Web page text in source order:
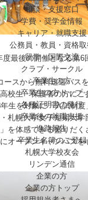
相談・支援窓口
学費・奨学金情報
キャリア・就職支援
公務員・教員・資格取
留学・国際交流
クラブ・サークル
卒業生の方
卒業生の方トップ
各種証明書の発行
卒業後の就職支援
進路報告
卒業生名簿のご登録
札幌大学校友会
リンデン通信
企業の方
企業の方トップ
度最後の開催となる第6
ースから無料送迎バス
校生・保護者の方にご
生を対象に「入試制
札幌大学女子短期大学
を体感できる盛りだ
オープンキャンパスを